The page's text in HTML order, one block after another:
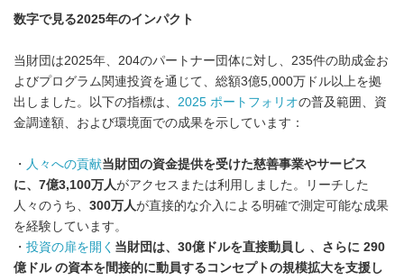
数字で見る2025年のインパクト
当財団は2025年、204のパートナー団体に対し、235件の助成金お
よびプログラム関連投資を通じて、総額3億5,000万ドル以上を拠
出しました。以下の指標は、 2025 ポートフォリオの普及範囲、資
金調達額、および環境面での成果を示しています：
・ 人々への貢献当財団の資金提供を受けた慈善事業やサービス
に、 7億3,100万人がアクセスまたは利用しました。リーチした
人々のうち、 300万人が直接的な介入による明確で測定可能な成果
を経験しています。
・ 投資の扉を開く 当財団は、30億ドルを直接動員し 、さらに 290
億ドル の資本を間接的に動員するコンセプトの規模拡大を支援し